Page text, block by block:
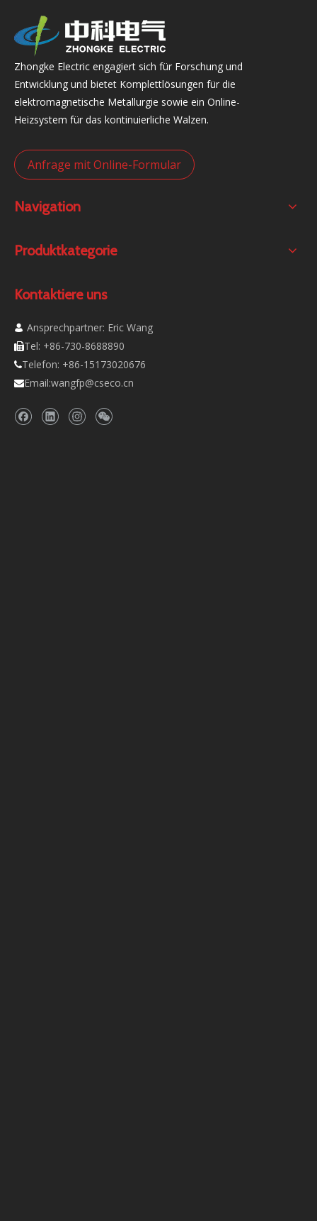
Zhongke Electric engagiert sich für Forschung und
Entwicklung und bietet Komplettlösungen für die
elektromagnetische Metallurgie sowie ein Online-
Heizsystem für das kontinuierliche Walzen.
Anfrage mit Online-Formular
Navigation
Produktkategorie
Kontaktiere uns
 Ansprechpartner: Eric Wang
Tel: +86-730-8688890
Telefon: +86-15173020676
Email:wangfp@cseco.cn